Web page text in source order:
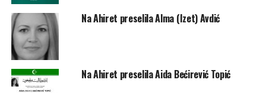
Na Ahiret preselila Alma (Izet) Avdić
Na Ahiret preselila Aida Bećirević Topić